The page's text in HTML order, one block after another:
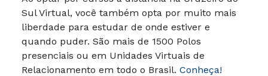
Sul Virtual, você também opta por muito mais
liberdade para estudar de onde estiver e
quando puder. São mais de 1500 Polos
presenciais ou em Unidades Virtuais de
Relacionamento em todo o Brasil. Conheça!